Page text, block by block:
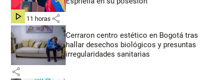
hace 11 horas share
Cerraron centro estético en Bogotá tras
hallar desechos biológicos y presuntas
irregularidades sanitarias
share